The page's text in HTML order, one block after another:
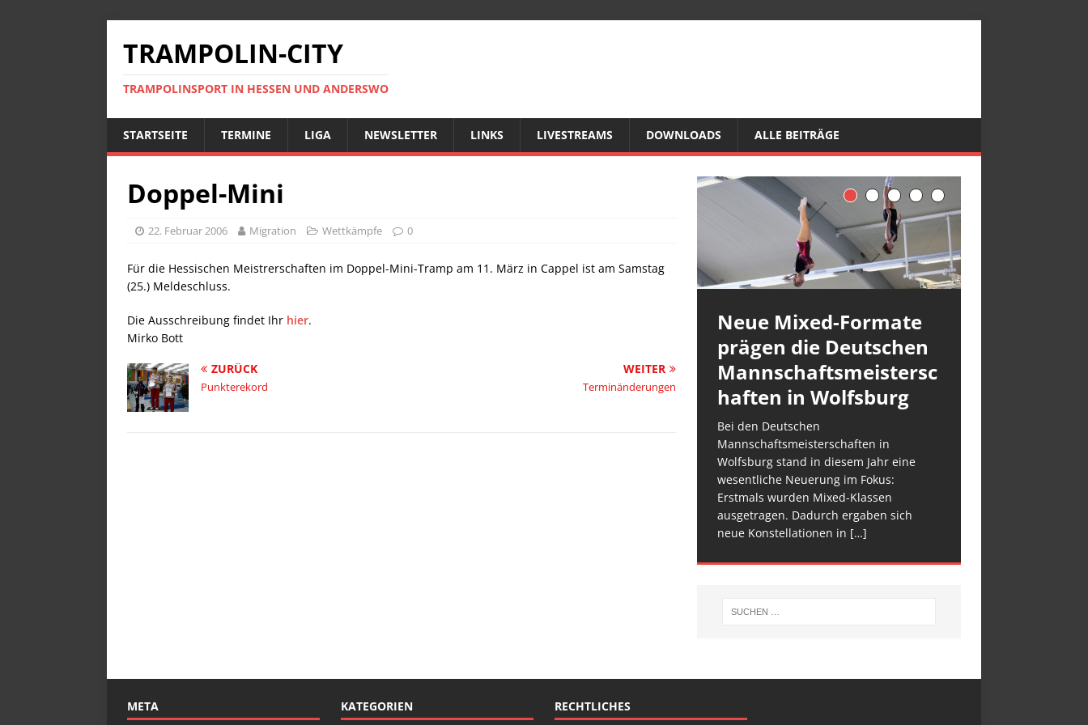
TRAMPOLIN-CITY
TRAMPOLINSPORT IN HESSEN UND ANDERSWO
STARTSEITE TERMINE LIGA NEWSLETTER LINKS LIVESTREAMS DOWNLOADS ALLE BEITRÄGE
Doppel-Mini
22. Februar 2006 Migration Wettkämpfe 0
Für die Hessischen Meistrerschaften im Doppel-Mini-Tramp am 11. März in Cappel ist am Samstag
(25.) Meldeschluss.
Die Ausschreibung findet Ihr hier.
Mirko Bott
ZURÜCK
Punkterekord
WEITER
Terminänderungen
Neue Mixed-Formate
prägen die Deutschen
Mannschaftsmeistersc
haften in Wolfsburg
Bei den Deutschen
Mannschaftsmeisterschaften in
Wolfsburg stand in diesem Jahr eine
wesentliche Neuerung im Fokus:
Erstmals wurden Mixed-Klassen
ausgetragen. Dadurch ergaben sich
neue Konstellationen in […]
META KATEGORIEN RECHTLICHES